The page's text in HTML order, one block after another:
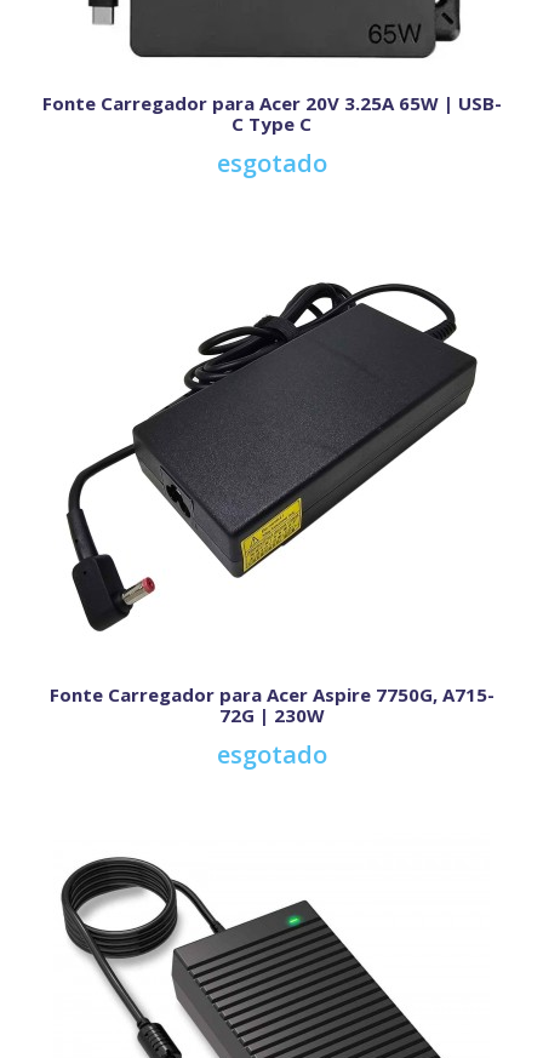
Fonte Carregador para Acer 20V 3.25A 65W | USB-
C Type C
esgotado
Fonte Carregador para Acer Aspire 7750G, A715-
72G | 230W
esgotado